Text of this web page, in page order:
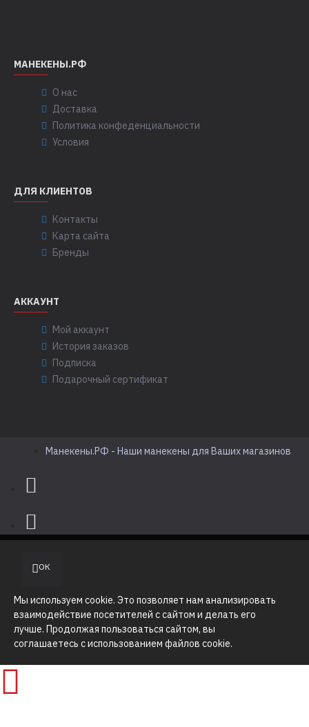
МАНЕКЕНЫ.РФ
О нас
Доставка
Политика конфеденциальности
Условия
ДЛЯ КЛИЕНТОВ
Контакты
Карта сайта
Бренды
АККАУНТ
Мой аккаунт
История заказов
Подписка
Подарочный сертификат
Манекены.РФ - Наши манекены для Ваших магазинов
ОК
Мы используем cookie. Это позволяет нам анализировать
взаимодействие посетителей с сайтом и делать его
лучше. Продолжая пользоваться сайтом, вы
соглашаетесь с использованием файлов cookie.